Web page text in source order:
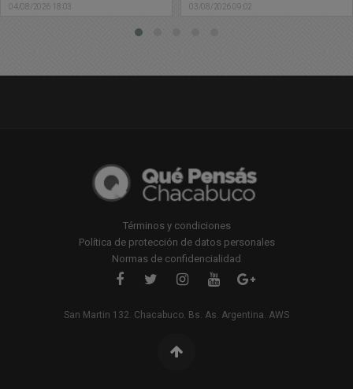
03/08/2026 09:02
Términos y condiciones
Política de protección de datos personales
Normas de confidencialidad
San Martin 132. Chacabuco. Bs. As. Argentina. AWS